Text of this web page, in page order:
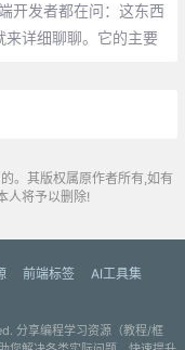
开发者都在问：这东西
来详细聊聊。它的主要
。其版权属原作者所有,如有
人将予以删除!
前端标签
AI工具集